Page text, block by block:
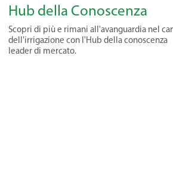
Hub della Conoscenza
Scopri di più e rimani all'avanguardia nel
dell'irrigazione con l'Hub della conoscenza
leader di mercato.